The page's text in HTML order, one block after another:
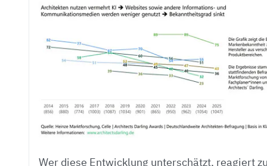
Wer diese Entwicklung unterschätzt, reagiert